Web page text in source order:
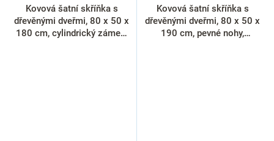
Kovová šatní skříňka s
dřevěnými dveřmi, 80 x 50 x
180 cm, cylindrický zámek,
Kovová šatní skříňka s
dřevěnými dveřmi, 80 x 50 x
190 cm, pevné nohy,